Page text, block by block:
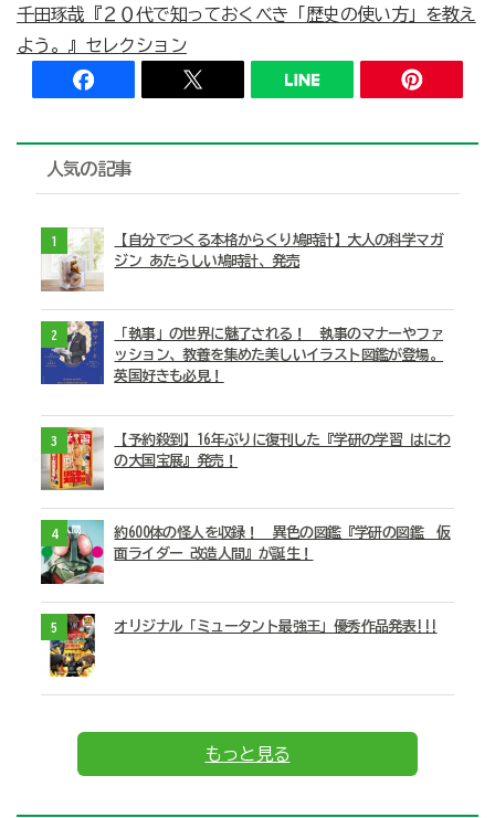
千田琢哉『２０代で知っておくべき「歴史の使い方」を教え
よう。』セレクション
人気の記事
1
【自分でつくる本格からくり鳩時計】大人の科学マガ
ジン あたらしい鳩時計、発売
2
「執事」の世界に魅了される！ 執事のマナーやファ
ッション、教養を集めた美しいイラスト図鑑が登場。
英国好きも必見！
3
【予約殺到】16年ぶりに復刊した『学研の学習 はにわ
の大国宝展』発売！
4
約600体の怪人を収録！ 異色の図鑑『学研の図鑑 仮
面ライダー 改造人間』が誕生！
5 オリジナル「ミュータント最強王」優秀作品発表!!!
もっと見る